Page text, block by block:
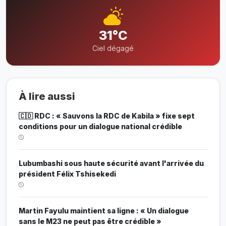
31°C
Ciel dégagé
À lire aussi
🇨🇩 RDC : « Sauvons la RDC de Kabila » fixe sept
conditions pour un dialogue national crédible
Lubumbashi sous haute sécurité avant l'arrivée du
président Félix Tshisekedi
Martin Fayulu maintient sa ligne : « Un dialogue
sans le M23 ne peut pas être crédible »